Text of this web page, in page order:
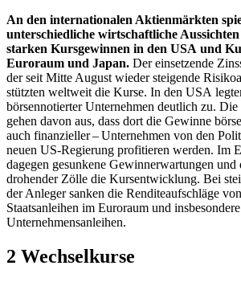
An den internationalen Aktienmärkten
unterschiedliche wirtschaftliche
starken Kursgewinnen in den USA und
Euroraum und Japan. Der einsetzende
der seit Mitte August wieder steigende
stützten weltweit die Kurse. In den USA
börsennotierter Unternehmen deutlich zu.
gehen davon aus, dass dort die Gewinne
auch finanzieller – Unternehmen von den
neuen US-Regierung profitieren werden. Im
dagegen gesunkene Gewinnerwartungen und
drohender Zölle die Kursentwicklung. Bei
der Anleger sanken die Renditeaufschläge
Staatsanleihen im Euroraum und
Unternehmensanleihen.
2 Wechselkurse